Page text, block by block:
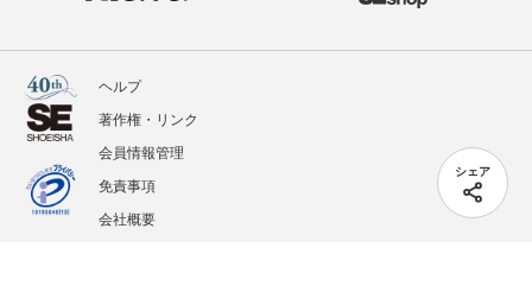
シェア
ヘルプ
著作権・リンク
会員情報管理
免責事項
会社概要